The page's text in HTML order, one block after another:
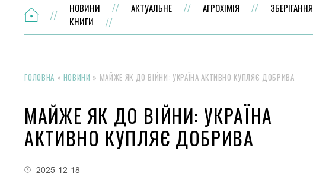
НОВИНИ АКТУАЛЬНЕ АГРОХІМІЯ ЗБЕРІГАННЯ
КНИГИ
ГОЛОВНА » НОВИНИ » МАЙЖЕ ЯК ДО ВІЙНИ: УКРАЇНА АКТИВНО КУПЛЯЄ ДОБРИВА
МАЙЖЕ ЯК ДО ВІЙНИ: УКРАЇНА
АКТИВНО КУПЛЯЄ ДОБРИВА
2025-12-18